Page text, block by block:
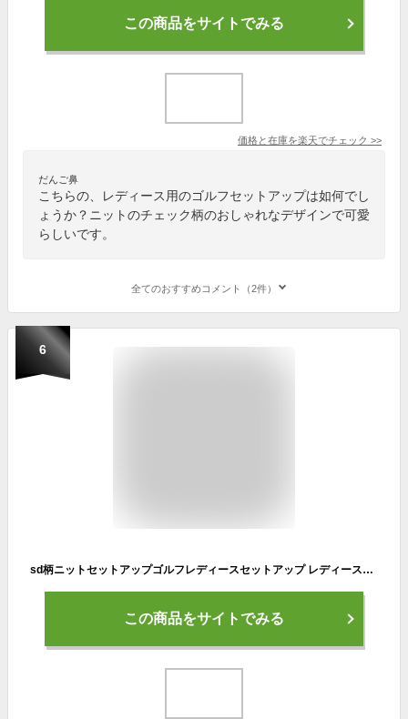
この商品をサイトでみる
価格と在庫を楽天でチェック >>
だんご鼻
こちらの、レディース用のゴルフセットアップは如何でし
ょうか？ニットのチェック柄のおしゃれなデザインで可愛
らしいです。
全てのおすすめコメント（2件）
6
sd柄ニットセットアップゴルフレディースセットアップ レディースゴルフセットアップ S/M/Lかわいいゴルフウェア かわいいセットアップ
この商品をサイトでみる